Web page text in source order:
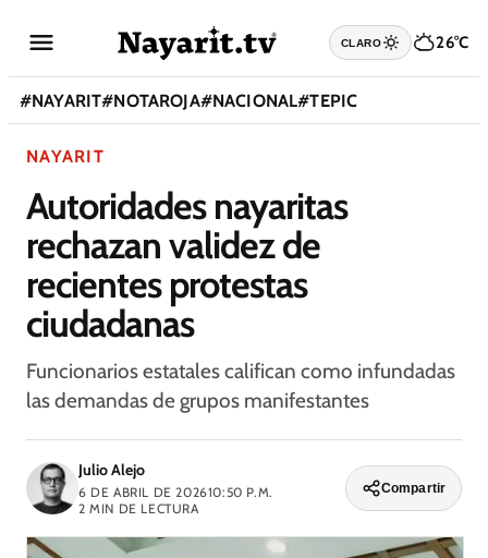
CLARO 26°C
#NAYARIT#NOTAROJA#NACIONAL#TEPIC
NAYARIT
Autoridades nayaritas
rechazan validez de
recientes protestas
ciudadanas
Funcionarios estatales califican como infundadas
las demandas de grupos manifestantes
Julio Alejo
6 DE ABRIL DE 202610:50 P.M.
2 MIN DE LECTURA
Compartir